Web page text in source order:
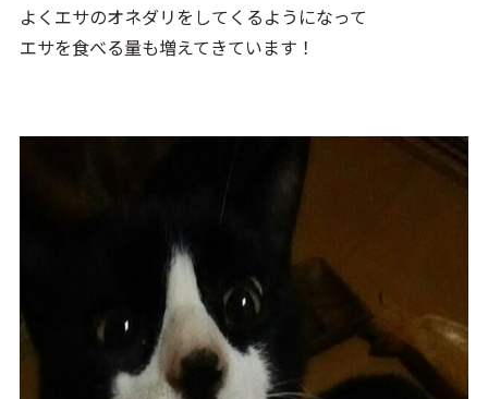
よくエサのオネダリをしてくるようになって
エサを食べる量も増えてきています！